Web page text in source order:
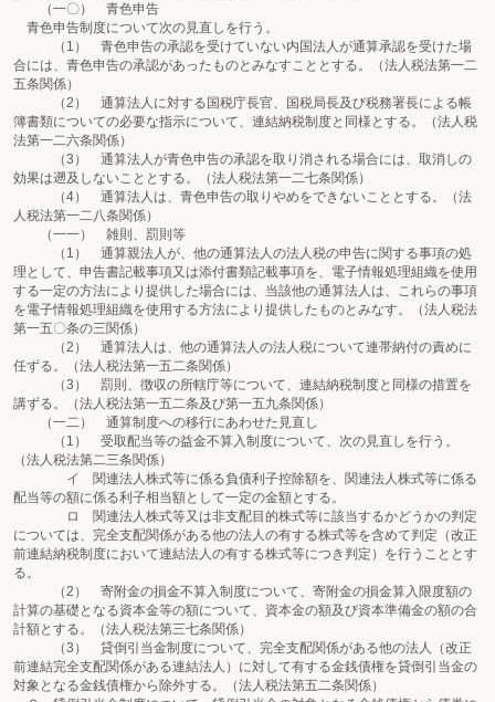
（一〇） 青色申告
青色申告制度について次の見直しを行う。
（1） 青色申告の承認を受けていない内国法人が通算承認を受けた場
合には、青色申告の承認があったものとみなすこととする。（法人税法第一二
五条関係）
（2） 通算法人に対する国税庁長官、国税局長及び税務署長による帳
簿書類についての必要な指示について、連結納税制度と同様とする。（法人税
法第一二六条関係）
（3） 通算法人が青色申告の承認を取り消される場合には、取消しの
効果は遡及しないこととする。（法人税法第一二七条関係）
（4） 通算法人は、青色申告の取りやめをできないこととする。（法
人税法第一二八条関係）
（一一） 雑則、罰則等
（1） 通算親法人が、他の通算法人の法人税の申告に関する事項の処
理として、申告書記載事項又は添付書類記載事項を、電子情報処理組織を使用
する一定の方法により提供した場合には、当該他の通算法人は、これらの事項
を電子情報処理組織を使用する方法により提供したものとみなす。（法人税法
第一五〇条の三関係）
（2） 通算法人は、他の通算法人の法人税について連帯納付の責めに
任ずる。（法人税法第一五二条関係）
（3） 罰則、徴収の所轄庁等について、連結納税制度と同様の措置を
講ずる。（法人税法第一五二条及び第一五九条関係）
（一二） 通算制度への移行にあわせた見直し
（1） 受取配当等の益金不算入制度について、次の見直しを行う。
（法人税法第二三条関係）
イ 関連法人株式等に係る負債利子控除額を、関連法人株式等に係る
配当等の額に係る利子相当額として一定の金額とする。
ロ 関連法人株式等又は非支配目的株式等に該当するかどうかの判定
については、完全支配関係がある他の法人の有する株式等を含めて判定（改正
前連結納税制度において連結法人の有する株式等につき判定）を行うこととす
る。
（2） 寄附金の損金不算入制度について、寄附金の損金算入限度額の
計算の基礎となる資本金等の額について、資本金の額及び資本準備金の額の合
計額とする。（法人税法第三七条関係）
（3） 貸倒引当金制度について、完全支配関係がある他の法人（改正
前連結完全支配関係がある連結法人）に対して有する金銭債権を貸倒引当金の
対象となる金銭債権から除外する。（法人税法第五二条関係）